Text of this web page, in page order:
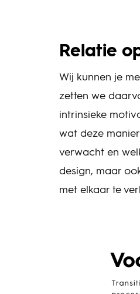
Relatie
Wij kunnen je
zetten we
intrinsieke
wat deze
verwacht en
design, maar
met elkaar te